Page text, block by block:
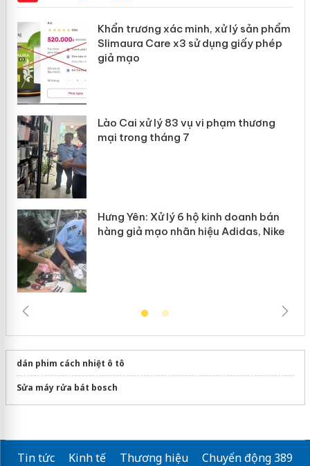
Khẩn trương xác minh, xử lý sản phẩm
Slimaura Care x3 sử dụng giấy phép
giả mạo
Lào Cai xử lý 83 vụ vi phạm thương
mại trong tháng 7
Hưng Yên: Xử lý 6 hộ kinh doanh bán
hàng giả mạo nhãn hiệu Adidas, Nike
dán phim cách nhiệt ô tô
Sửa máy rửa bát bosch
Tin tức Kinh tế Thương hiệu
Chuyển động 389